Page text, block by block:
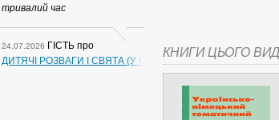
тривалий час
24.07.2026 ГІСТЬ про
ДИТЯЧІ РОЗВАГИ І СВЯТА (У СХЕМАХ, ТАБЛИЦЯХ,
КНИГИ ЦЬОГО